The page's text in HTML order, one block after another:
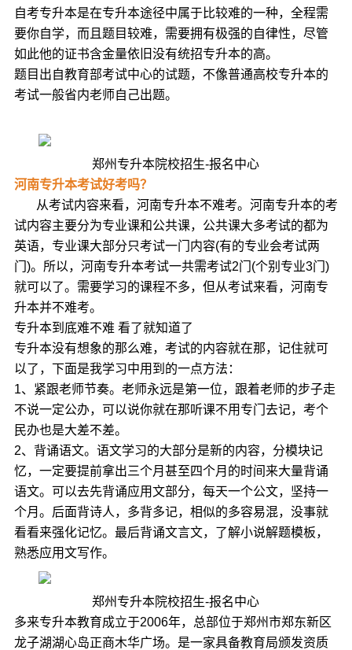
自考专升本是在专升本途径中属于比较难的一种，全程需
要你自学，而且题目较难，需要拥有极强的自律性，尽管
如此他的证书含金量依旧没有统招专升本的高。
题目出自教育部考试中心的试题，不像普通高校专升本的
考试一般省内老师自己出题。
郑州专升本院校招生-报名中心
河南专升本考试好考吗？
从考试内容来看，河南专升本不难考。河南专升本的考
试内容主要分为专业课和公共课，公共课大多考试的都为
英语，专业课大部分只考试一门内容(有的专业会考试两
门)。所以，河南专升本考试一共需考试2门(个别专业3门)
就可以了。需要学习的课程不多，但从考试来看，河南专
升本并不难考。
专升本到底难不难 看了就知道了
专升本没有想象的那么难，考试的内容就在那，记住就可
以了，下面是我学习中用到的一点方法：
1、紧跟老师节奏。老师永远是第一位，跟着老师的步子走
不说一定公办，可以说你就在那听课不用专门去记，考个
民办也是大差不差。
2、背诵语文。语文学习的大部分是新的内容，分模块记
忆，一定要提前拿出三个月甚至四个月的时间来大量背诵
语文。可以去先背诵应用文部分，每天一个公文，坚持一
个月。后面背诗人，多背多记，相似的多容易混，没事就
看看来强化记忆。最后背诵文言文，了解小说解题模板，
熟悉应用文写作。
郑州专升本院校招生-报名中心
多来专升本教育成立于2006年，总部位于郑州市郑东新区
龙子湖湖心岛正商木华广场。是一家具备教育局颁发资质